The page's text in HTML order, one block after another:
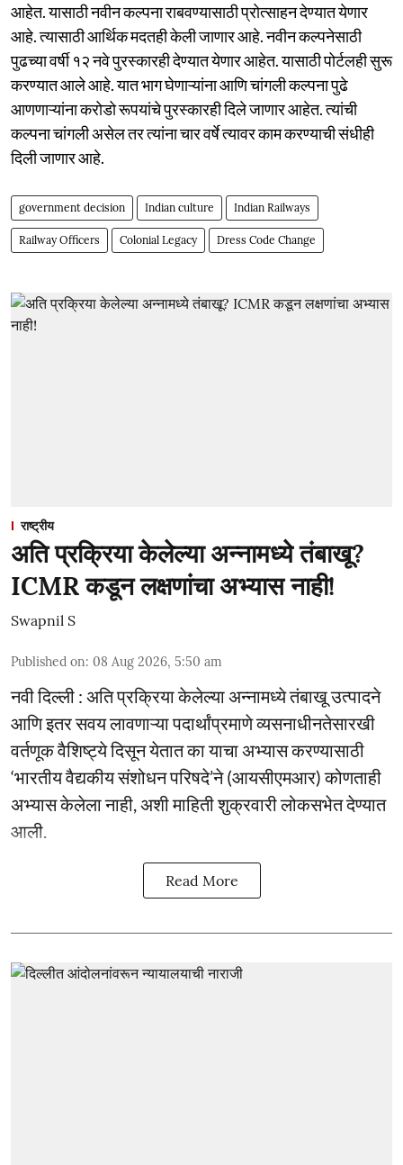
आहेत. यासाठी नवीन कल्पना राबवण्यासाठी प्रोत्साहन देण्यात येणार
आहे. त्यासाठी आर्थिक मदतही केली जाणार आहे. नवीन कल्पनेसाठी
पुढच्या वर्षी १२ नवे पुरस्कारही देण्यात येणार आहेत. यासाठी पोर्टलही सुरू
करण्यात आले आहे. यात भाग घेणाऱ्यांना आणि चांगली कल्पना पुढे
आणणाऱ्यांना करोडो रूपयांचे पुरस्कारही दिले जाणार आहेत. त्यांची
कल्पना चांगली असेल तर त्यांना चार वर्षे त्यावर काम करण्याची संधीही
दिली जाणार आहे.
government decision Indian culture Indian Railways
Railway Officers Colonial Legacy Dress Code Change
राष्ट्रीय
अति प्रक्रिया केलेल्या अन्नामध्ये तंबाखू?
ICMR कडून लक्षणांचा अभ्यास नाही!
Swapnil S
Published on: 08 Aug 2026, 5:50 am
नवी दिल्ली : अति प्रक्रिया केलेल्या अन्नामध्ये तंबाखू उत्पादने
आणि इतर सवय लावणाऱ्या पदार्थांप्रमाणे व्यसनाधीनतेसारखी
वर्तणूक वैशिष्ट्ये दिसून येतात का याचा अभ्यास करण्यासाठी
‘भारतीय वैद्यकीय संशोधन परिषदे’ने (आयसीएमआर) कोणताही
अभ्यास केलेला नाही, अशी माहिती शुक्रवारी लोकसभेत देण्यात
आली.
Read More